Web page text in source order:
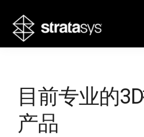
目前专业的
产品